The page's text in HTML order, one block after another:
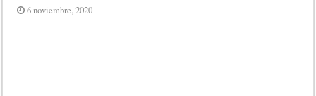
6 noviembre, 2020